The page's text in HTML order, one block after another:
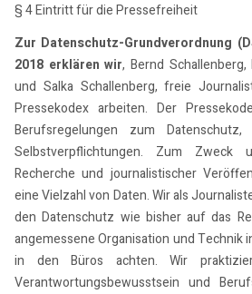
§ 4 Eintritt für die Pressefreiheit
Zur Datenschutz-Grundverordnung
2018 erklären wir, Bernd
und Salka Schallenberg, freie
Pressekodex arbeiten. Der
Berufsregelungen zum
Selbstverpflichtungen. Zum Zweck
Recherche und journalistischer
eine Vielzahl von Daten. Wir als
den Datenschutz wie bisher auf das
angemessene Organisation und Technik
in den Büros achten. Wir
Verantwortungsbewusstsein und